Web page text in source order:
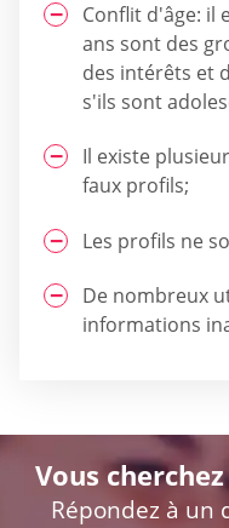
Conflit d'âge: il
ans sont des
des intérêts et
s'ils sont
Il existe
faux profils;
Les profils ne
De nombreux
informations
Vous
Répondez à un